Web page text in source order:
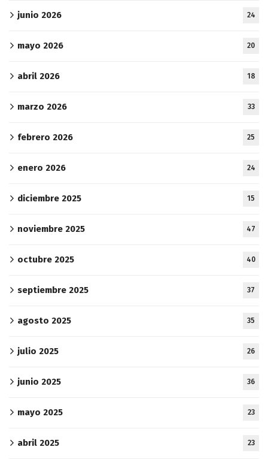
junio 2026 24
mayo 2026 20
abril 2026 18
marzo 2026 33
febrero 2026 25
enero 2026 24
diciembre 2025 15
noviembre 2025 47
octubre 2025 40
septiembre 2025 37
agosto 2025 35
julio 2025 26
junio 2025 36
mayo 2025 23
abril 2025 23